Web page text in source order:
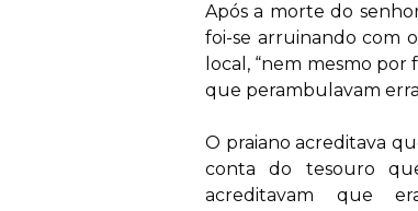
Após a morte do
foi-se arruinando com
local, “nem mesmo por
que perambulavam
O praiano acreditava
conta do tesouro
acreditavam que